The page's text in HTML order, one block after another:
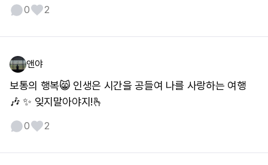
0 2
앤야
보통의 행복😸 인생은 시간을 공들여 나를 사랑하는 여행
🎶 ✨️ 잊지말아야지!🫰
0 2